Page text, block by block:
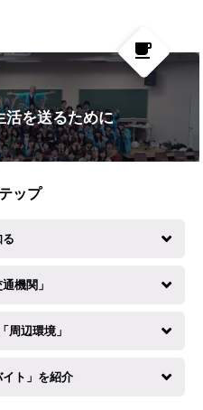
local_cafe
活を送るために
ップ
機関」
周辺環境」
イト」を紹介